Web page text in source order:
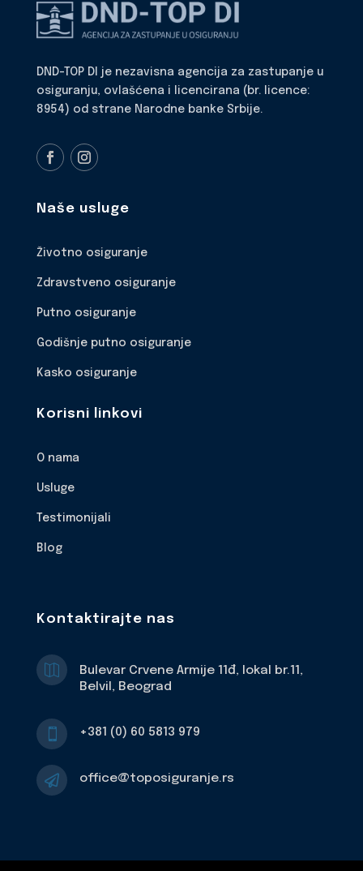
DND-TOP DI je nezavisna agencija za zastupanje u
osiguranju, ovlašćena i licencirana (br. licence:
8954) od strane Narodne banke Srbije.
Naše usluge
Životno osiguranje
Zdravstveno osiguranje
Putno osiguranje
Godišnje putno osiguranje
Kasko osiguranje
Korisni linkovi
O nama
Usluge
Testimonijali
Blog
Kontaktirajte nas

Bulevar Crvene Armije 11đ, lokal br.11,
Belvil, Beograd
 +381 (0) 60 5813 979
 office@toposiguranje.rs